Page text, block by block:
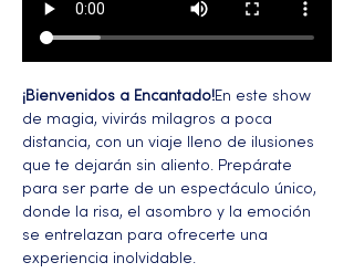
¡Bienvenidos a Encantado!En este show
de magia, vivirás milagros a poca
distancia, con un viaje lleno de ilusiones
que te dejarán sin aliento. Prepárate
para ser parte de un espectáculo único,
donde la risa, el asombro y la emoción
se entrelazan para ofrecerte una
experiencia inolvidable.